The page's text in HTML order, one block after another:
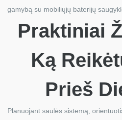
gamybą su mobiliųjų baterijų
Praktiniai
Ką
Prieš
Planuojant saulės sistemą,